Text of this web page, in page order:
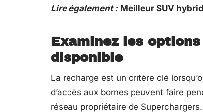
Lire également : Meilleur SUV
Examinez les
disponible
La recharge est un critère clé
d’accès aux bornes peuvent faire
réseau propriétaire de